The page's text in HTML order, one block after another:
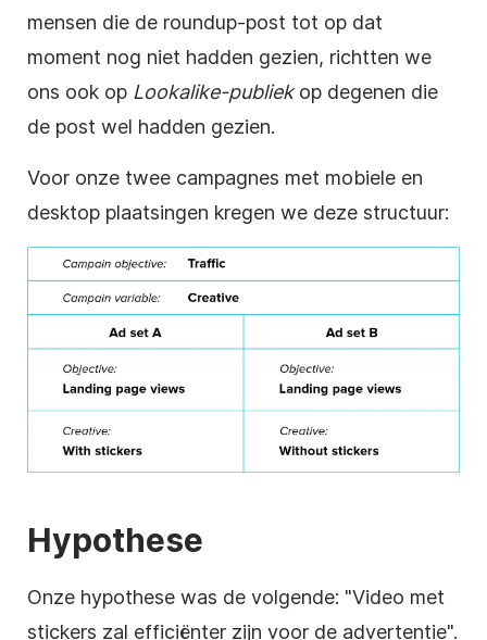
mensen die de roundup-post tot op dat
moment nog niet hadden gezien, richtten we
ons ook op Lookalike-publiekop degenen die
de post wel hadden gezien.
Voor onze twee campagnes met mobiele en
desktop plaatsingen kregen we deze structuur:
Hypothese
Onze hypothese was de volgende: "Video met
stickers zal efficiënter zijn voor de advertentie".